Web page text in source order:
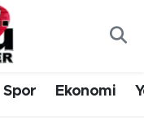
Spor Ekonomi